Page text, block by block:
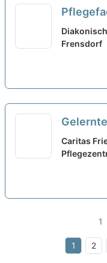
Teilzeit
Frensdorf
Werden
Caritas
1
1 2